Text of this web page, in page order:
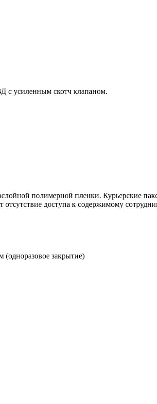
с усиленным скотч клапаном.
полимерной пленки. Курьерские
доступа к содержимому
закрытие)